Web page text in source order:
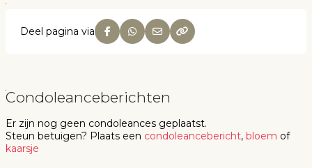
Deel pagina via
Condoleanceberichten
Er zijn nog geen condoleances geplaatst.
Steun betuigen? Plaats een condoleancebericht, bloem of
kaarsje